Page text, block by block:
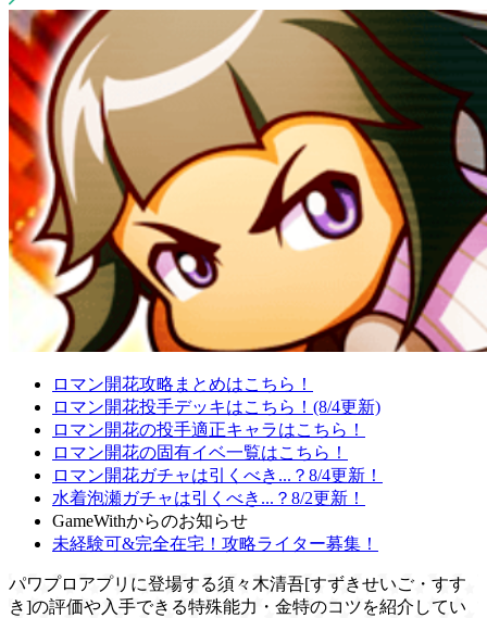
ロマン開花攻略まとめはこちら！
ロマン開花投手デッキはこちら！(8/4更新)
ロマン開花の投手適正キャラはこちら！
ロマン開花の固有イベ一覧はこちら！
ロマン開花ガチャは引くべき...？8/4更新！
水着泡瀬ガチャは引くべき...？8/2更新！
GameWithからのお知らせ
未経験可&完全在宅！攻略ライター募集！
パワプロアプリに登場する須々木清吾[すずきせいご・すす
き]の評価や入手できる特殊能力・金特のコツを紹介してい